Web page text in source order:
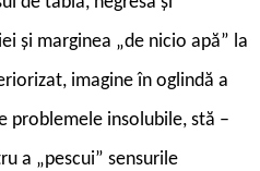
și marginea „de nicio apă” la
imagine în oglindă a
problemele insolubile, stă –
a „pescui” sensurile